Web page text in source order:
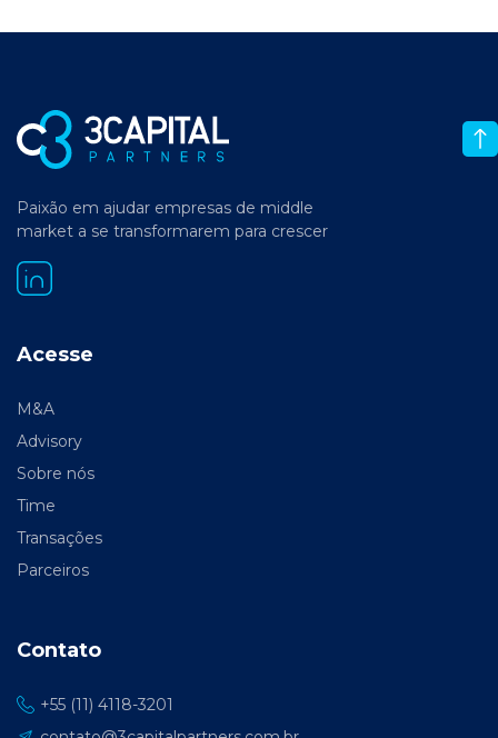
Paixão em ajudar empresas de middle
market a se transformarem para crescer
Acesse
M&A
Advisory
Sobre nós
Time
Transações
Parceiros
Contato
+55 (11) 4118-3201